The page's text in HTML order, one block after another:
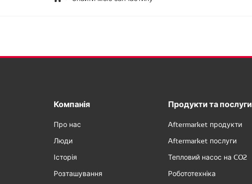
Компанія
Про нас
Люди
Історія
Розташування
Продукти та послуги
Aftermarket продукти
Aftermarket послуги
Тепловий насос на CO2
Робототехніка